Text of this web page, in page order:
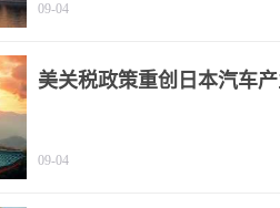
09-04
美关税政策重创日本汽车
09-04